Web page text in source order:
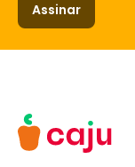
Assinar